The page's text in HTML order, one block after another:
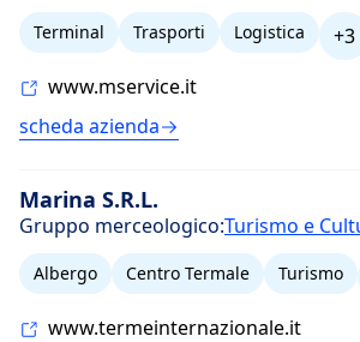
Terminal Trasporti Logistica
+3
www.mservice.it
scheda azienda
Marina S.R.L.
Gruppo merceologico:Turismo e
Albergo Centro Termale Turismo
www.termeinternazionale.it